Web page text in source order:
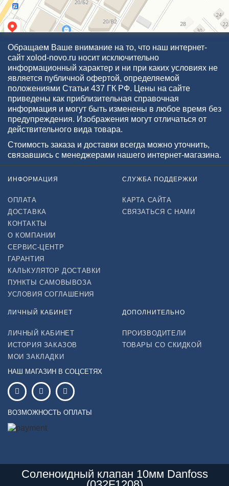
Соленоидный клапан 10мм Danfoss
Обращаем Ваше внимание на то, что наш интернет-
сайт xolod-novo.ru носит исключительно
информационный характер и ни при каких условиях не
является публичной офертой, определяемой
положениями Статьи 437 ГК РФ. Цены на сайте
приведены как приблизительная справочная
информация и могут быть изменены в любое время без
предупреждения. Изображения могут отличаться от
действительного вида товара.
Стоимость заказа и доставки всегда можно уточнить,
связавшись с менеджерами нашего интернет-магазина.
ИНФОРМАЦИЯ
ОПЛАТА
ДОСТАВКА
КОНТАКТЫ
О КОМПАНИИ
СЕРВИС-ЦЕНТР
ГАРАНТИЯ
КАЛЬКУЛЯТОР ДОСТАВКИ
ПУНКТЫ САМОВЫВОЗА
УСЛОВИЯ СОГЛАШЕНИЯ
СЛУЖБА ПОДДЕРЖКИ
КАРТА САЙТА
СВЯЗАТЬСЯ С НАМИ
ЛИЧНЫЙ КАБИНЕТ
ЛИЧНЫЙ КАБИНЕТ
ИСТОРИЯ ЗАКАЗОВ
МОИ ЗАКЛАДКИ
ДОПОЛНИТЕЛЬНО
ПРОИЗВОДИТЕЛИ
ТОВАРЫ СО СКИДКОЙ
НАШ МАГАЗИН В СОЦСЕТЯХ
ВОЗМОЖНОСТЬ ОПЛАТЫ